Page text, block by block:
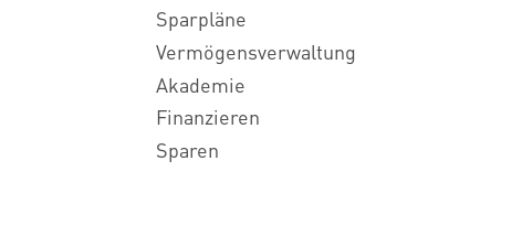
Sparpläne
Vermögensverwaltung
Akademie
Finanzieren
Sparen